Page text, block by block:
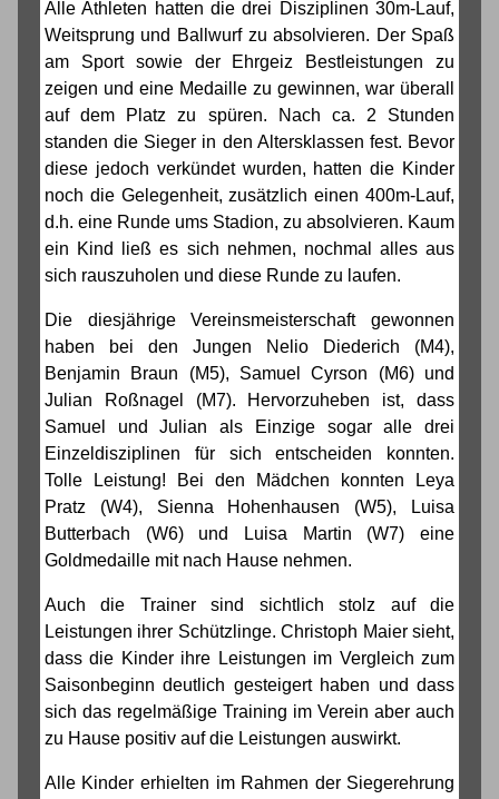
Alle Athleten hatten die drei Disziplinen 30m-Lauf,
Weitsprung und Ballwurf zu absolvieren. Der Spaß
am Sport sowie der Ehrgeiz Bestleistungen zu
zeigen und eine Medaille zu gewinnen, war überall
auf dem Platz zu spüren. Nach ca. 2 Stunden
standen die Sieger in den Altersklassen fest. Bevor
diese jedoch verkündet wurden, hatten die Kinder
noch die Gelegenheit, zusätzlich einen 400m-Lauf,
d.h. eine Runde ums Stadion, zu absolvieren. Kaum
ein Kind ließ es sich nehmen, nochmal alles aus
sich rauszuholen und diese Runde zu laufen.
Die diesjährige Vereinsmeisterschaft gewonnen
haben bei den Jungen Nelio Diederich (M4),
Benjamin Braun (M5), Samuel Cyrson (M6) und
Julian Roßnagel (M7). Hervorzuheben ist, dass
Samuel und Julian als Einzige sogar alle drei
Einzeldisziplinen für sich entscheiden konnten.
Tolle Leistung! Bei den Mädchen konnten Leya
Pratz (W4), Sienna Hohenhausen (W5), Luisa
Butterbach (W6) und Luisa Martin (W7) eine
Goldmedaille mit nach Hause nehmen.
Auch die Trainer sind sichtlich stolz auf die
Leistungen ihrer Schützlinge. Christoph Maier sieht,
dass die Kinder ihre Leistungen im Vergleich zum
Saisonbeginn deutlich gesteigert haben und dass
sich das regelmäßige Training im Verein aber auch
zu Hause positiv auf die Leistungen auswirkt.
Alle Kinder erhielten im Rahmen der Siegerehrung